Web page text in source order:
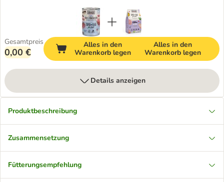
Gesamtpreis
0,00 €
Alles in den
Warenkorb legen
Alles in den
Warenkorb legen
Details anzeigen
Produktbeschreibung
Zusammensetzung
Fütterungsempfehlung